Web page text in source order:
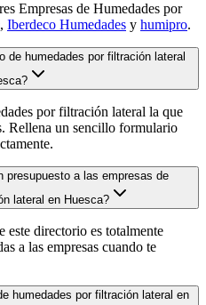
Empresas de Humedades por
, Iberdeco Humedades y humipro.
de humedades por filtración lateral
por filtración lateral la que
Rellena un sencillo formulario
presupuesto a las empresas de
lateral en Huesca?
este directorio es totalmente
a las empresas cuando te
humedades por filtración lateral en